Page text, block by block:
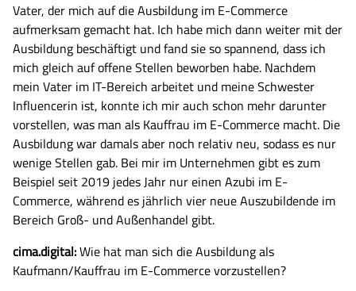
Vater, der mich auf die Ausbildung im E-Commerce
aufmerksam gemacht hat. Ich habe mich dann weiter mit der
Ausbildung beschäftigt und fand sie so spannend, dass ich
mich gleich auf offene Stellen beworben habe. Nachdem
mein Vater im IT-Bereich arbeitet und meine Schwester
Influencerin ist, konnte ich mir auch schon mehr darunter
vorstellen, was man als Kauffrau im E-Commerce macht. Die
Ausbildung war damals aber noch relativ neu, sodass es nur
wenige Stellen gab. Bei mir im Unternehmen gibt es zum
Beispiel seit 2019 jedes Jahr nur einen Azubi im E-
Commerce, während es jährlich vier neue Auszubildende im
Bereich Groß- und Außenhandel gibt.
cima.digital:Wie hat man sich die Ausbildung als
Kaufmann/Kauffrau im E-Commerce vorzustellen?